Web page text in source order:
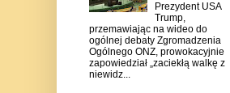
Prezydent USA
Trump,
przemawiając na wideo do
ogólnej debaty Zgromadzenia
Ogólnego ONZ, prowokacyjnie
zapowiedział „zaciekłą walkę z
niewidz...